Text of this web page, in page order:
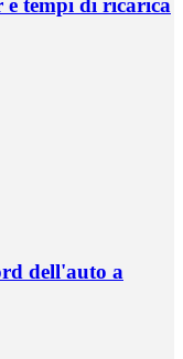
e tempi di ricarica
dell'auto a